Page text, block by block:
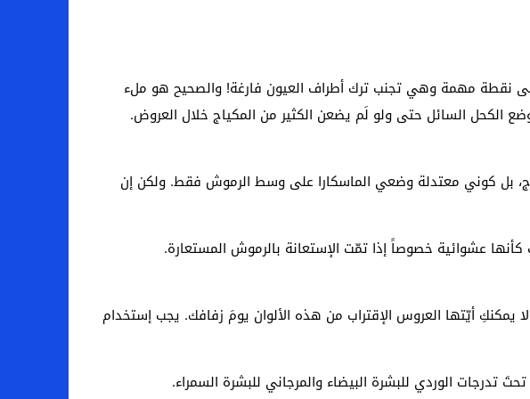
إلى نقطة مهمة وهي تجنب ترك أطراف العيون فارغة! والصحيح هو ملء
السائل حتى ولو لَم يضعن الكثير من المكياج خلال العروض.
بل كوني معتدلة وضعي الماسكارا على وسط الرموش فقط. ولكن إن
كأنها عشوائية خصوصاً إذا تمّت الإستعانة بالرموش المستعارة.
يمكنكِ أيّتها العروس الإقتراب من هذه الألوان يومَ زفافك. يجب إستخدام
تدرجات الوردي للبشرة البيضاء والمرجاني للبشرة السمراء.